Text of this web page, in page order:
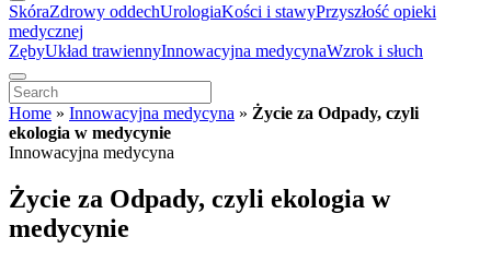
SkóraZdrowy oddechUrologiaKości i stawyPrzyszłość opieki
medycznej
ZębyUkład trawiennyInnowacyjna medycynaWzrok i słuch
Home » Innowacyjna medycyna » Życie za Odpady, czyli
ekologia w medycynie
Innowacyjna medycyna
Życie za Odpady, czyli ekologia w
medycynie